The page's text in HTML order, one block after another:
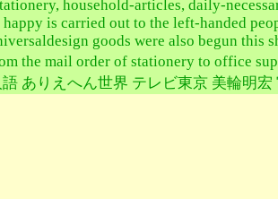
household-articles, daily-
happy is carried out to the left-handed
goods were also begun this
the mail order of stationery to office
語 ありえへん世界 テレビ東京 美輪明